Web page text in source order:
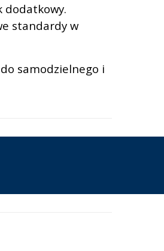
dodatkowy.
standardy w
samodzielnego i